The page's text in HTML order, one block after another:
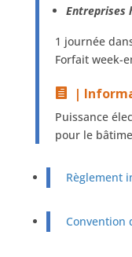
Entreprises
1 journée
Forfait week-
|
Puissance
pour le
Règlement
Convention